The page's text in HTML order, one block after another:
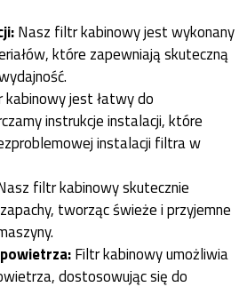
Nasz filtr kabinowy jest wykonany
które zapewniają skuteczną
kabinowy jest łatwy do
instrukcje instalacji, które
instalacji filtra w
filtr kabinowy skutecznie
tworząc świeże i przyjemne
Filtr kabinowy umożliwia
dostosowując się do